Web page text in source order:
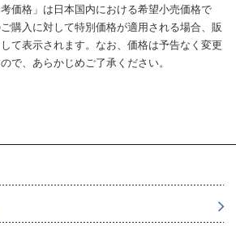
価格」は日本国内における希望小売価格で
購入に対して特別価格が適用される場合、販
て表示されます。なお、価格は予告なく変更
で、あらかじめご了承ください。